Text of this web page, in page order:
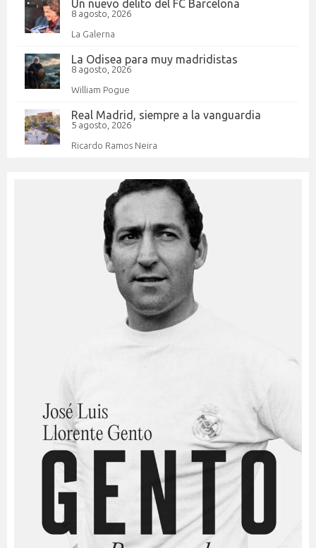
Un nuevo delito del FC Barcelona
8 agosto, 2026
La Galerna
La Odisea para muy madridistas
8 agosto, 2026
William Pogue
Real Madrid, siempre a la vanguardia
5 agosto, 2026
Ricardo Ramos Neira